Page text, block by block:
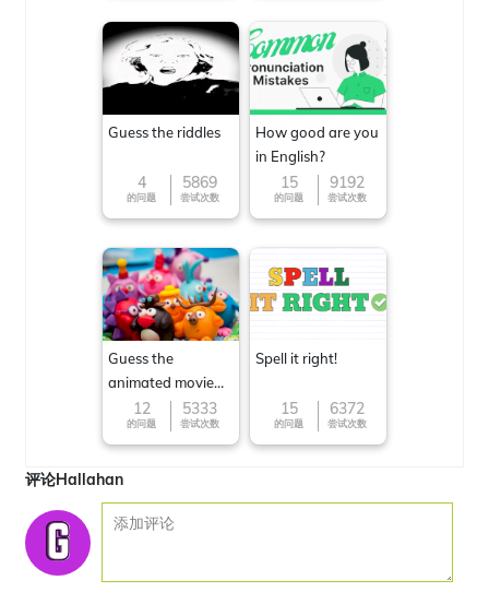
Guess the riddles
4
的问题
5869
尝试次数
How good are you
in English?
15
的问题
9192
尝试次数
Guess the
animated movie
character
12
的问题
5333
尝试次数
Spell it right!
15
的问题
6372
尝试次数
评论Hallahan